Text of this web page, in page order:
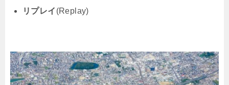
リプレイ (Replay)